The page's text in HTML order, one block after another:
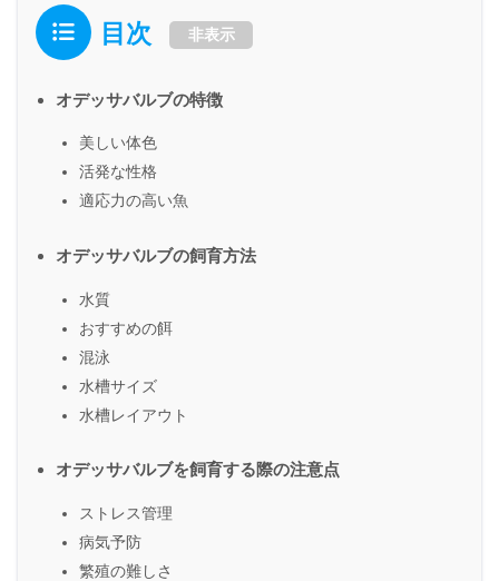
目次 非表示
オデッサバルブの特徴
美しい体色
活発な性格
適応力の高い魚
オデッサバルブの飼育方法
水質
おすすめの餌
混泳
水槽サイズ
水槽レイアウト
オデッサバルブを飼育する際の注意点
ストレス管理
病気予防
繁殖の難しさ